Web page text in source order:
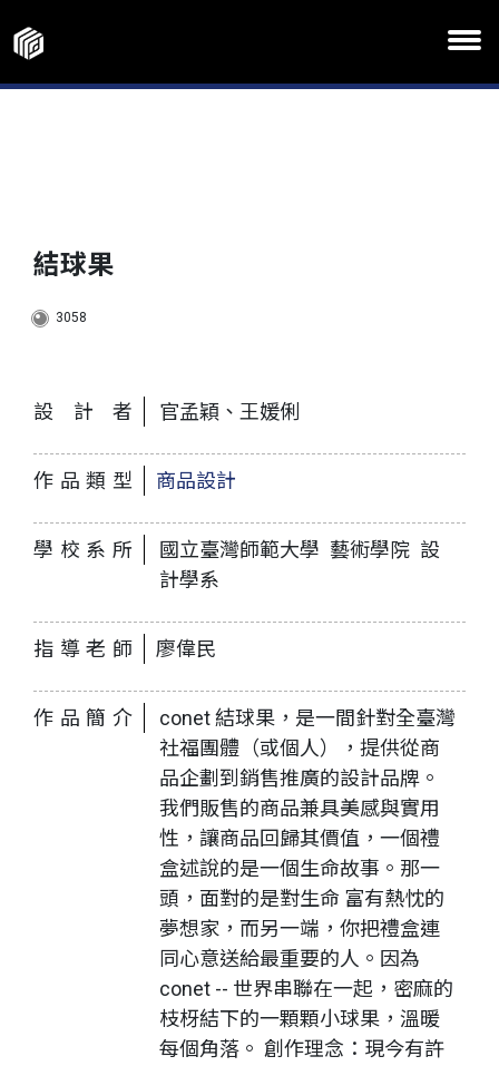
結球果
3058
設計者 官孟穎、王媛俐
作品類型 商品設計
學校系所
國立臺灣師範大學 藝術學院 設
計學系
指導老師 廖偉民
作品簡介
conet 結球果，是一間針對全臺灣
社福團體（或個人），提供從商
品企劃到銷售推廣的設計品牌。
我們販售的商品兼具美感與實用
性，讓商品回歸其價值，一個禮
盒述說的是一個生命故事。那一
頭，面對的是對生命 富有熱忱的
夢想家，而另一端，你把禮盒連
同心意送給最重要的人。因為
conet -- 世界串聯在一起，密麻的
枝枒結下的一顆顆小球果，溫暖
每個角落。 創作理念：現今有許